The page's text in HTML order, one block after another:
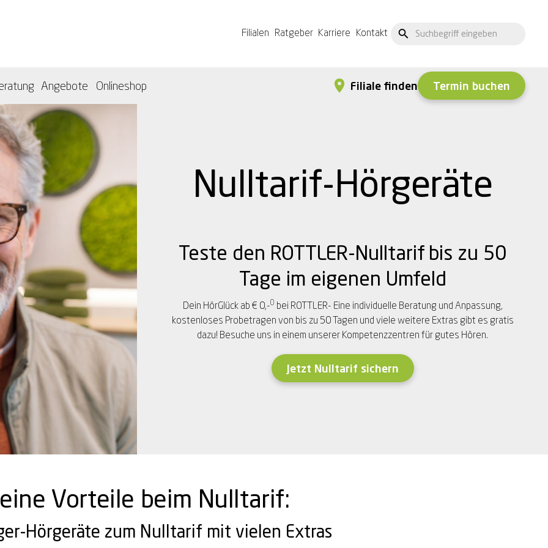
Filialen Ratgeber Karriere Kontakt
Angebote Onlineshop Filiale finden Termin buchen
Nulltarif-Hörgeräte
Teste den ROTTLER-Nulltarif bis zu 50
Tage im eigenen Umfeld
Dein HörGlück ab € 0,-0 bei ROTTLER- Eine individuelle Beratung und Anpassung,
kostenloses Probetragen von bis zu 50 Tagen und viele weitere Extras gibt es gratis
dazu! Besuche uns in einem unserer Kompetenzzentren für gutes Hören.
Jetzt Nulltarif sichern
Vorteile beim Nulltarif:
Hörgeräte zum Nulltarif mit vielen Extras